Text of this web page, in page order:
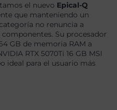
el nuevo Epical-Q
que manteniendo un
no renuncia a
Su procesador
GB de memoria RAM a
RTX 5070Ti 16 GB MSI
ideal para el usuario más